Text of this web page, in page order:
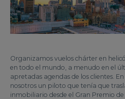
Organizamos vuelos chárter en
en todo el mundo, a menudo en el
apretadas agendas de los clientes.
nosotros un piloto que tenía que
inmobiliario desde el Gran Premio